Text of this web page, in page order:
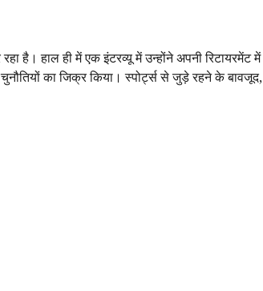
है। हाल ही में एक इंटरव्यू में उन्होंने अपनी रिटायरमेंट में
का जिक्र किया। स्पोर्ट्स से जुड़े रहने के बावजूद,